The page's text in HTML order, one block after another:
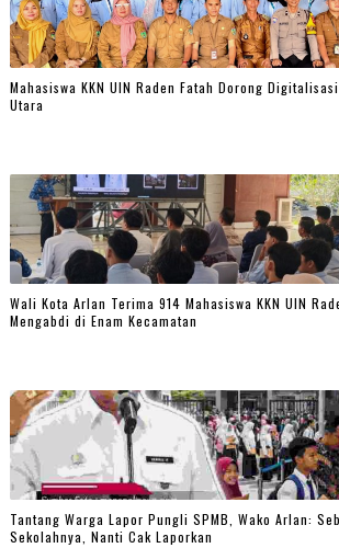
Mahasiswa KKN UIN Raden Fatah Dorong
Utara
Wali Kota Arlan Terima 914 Mahasiswa KKN UIN
Mengabdi di Enam Kecamatan
Tantang Warga Lapor Pungli SPMB, Wako Arlan:
Sekolahnya, Nanti Cak Laporkan